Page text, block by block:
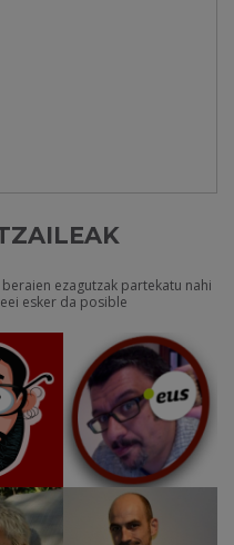
ezagutzak partekatu nahi
esker da posible